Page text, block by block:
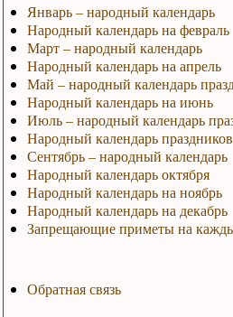
Январь – народный календарь
Народный календарь на февраль
Март – народный календарь
Народный календарь на апрель
Май – народный календарь
Народный календарь на июнь
Июль – народный календарь
Народный календарь
Сентябрь – народный календарь
Народный календарь октября
Народный календарь на ноябрь
Народный календарь на декабрь
Запрещающие приметы на
Обратная связь